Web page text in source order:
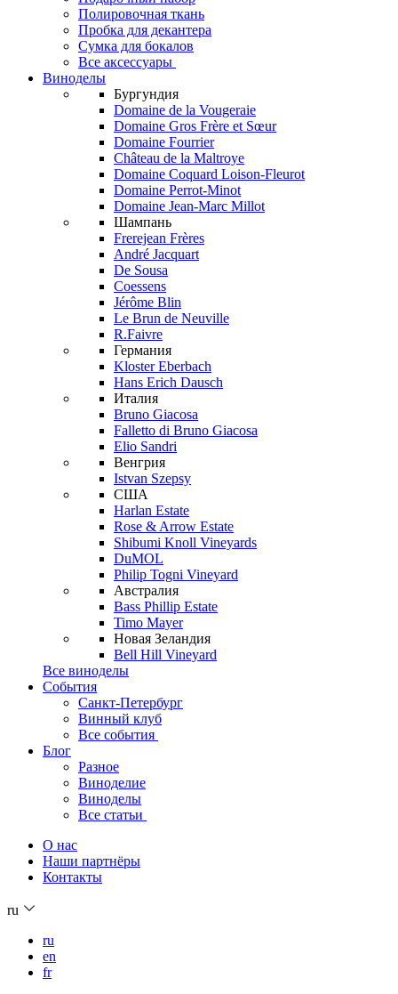
Полировочная ткань
Пробка для декантера
Сумка для бокалов
Все аксессуары
Виноделы
Бургундия
Domaine de la Vougeraie
Domaine Gros Frère et Sœur
Domaine Fourrier
Château de la Maltroye
Domaine Coquard Loison-Fleurot
Domaine Perrot-Minot
Domaine Jean-Marc Millot
Шампань
Frerejean Frères
André Jacquart
De Sousa
Coessens
Jérôme Blin
Le Brun de Neuville
R.Faivre
Германия
Kloster Eberbach
Hans Erich Dausch
Италия
Bruno Giacosa
Falletto di Bruno Giacosa
Elio Sandri
Венгрия
Istvan Szepsy
США
Harlan Estate
Rose & Arrow Estate
Shibumi Knoll Vineyards
DuMOL
Philip Togni Vineyard
Австралия
Bass Phillip Estate
Timo Mayer
Новая Зеландия
Bell Hill Vineyard
Все виноделы
События
Санкт-Петербург
Винный клуб
Все события
Блог
Разное
Виноделие
Виноделы
Все статьи
О нас
Наши партнёры
Контакты
ru
ru
en
fr